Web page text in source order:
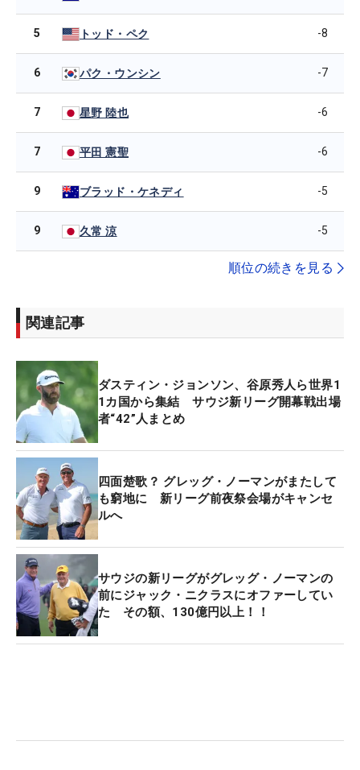
5 トッド・ペク -8
6 パク・ウンシン -7
7 星野 陸也 -6
7 平田 憲聖 -6
9 ブラッド・ケネディ -5
9 久常 涼 -5
順位の続きを見る
関連記事
ダスティン・ジョンソン、谷原秀人ら世界1
1カ国から集結 サウジ新リーグ開幕戦出場
者“42”人まとめ
四面楚歌？ グレッグ・ノーマンがまたして
も窮地に 新リーグ前夜祭会場がキャンセ
ルへ
サウジの新リーグがグレッグ・ノーマンの
前にジャック・ニクラスにオファーしてい
た その額、130億円以上！！